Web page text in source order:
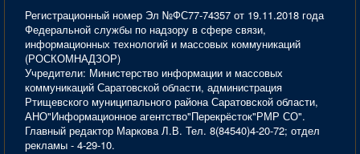
Регистрационный номер Эл №ФС77-74357 от 19.11.2018 года
Федеральной службы по надзору в сфере связи,
информационных технологий и массовых коммуникаций
(РОСКОМНАДЗОР)
Учредители: Министерство информации и массовых
коммуникаций Саратовской области, администрация
Ртищевского муниципального района Саратовской области,
АНО"Информационное агентство"Перекрёсток"РМР СО".
Главный редактор Маркова Л.В. Тел. 8(84540)4-20-72; отдел
рекламы - 4-29-10.